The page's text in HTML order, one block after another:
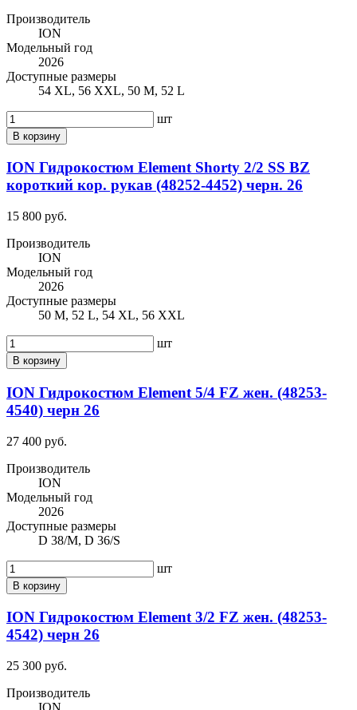
Производитель
ION
Модельный год
2026
Доступные размеры
54 XL, 56 XXL, 50 M, 52 L
шт
В корзину
ION Гидрокостюм Element Shorty 2/2 SS BZ
короткий кор. рукав (48252-4452) черн. 26
15 800 руб.
Производитель
ION
Модельный год
2026
Доступные размеры
50 M, 52 L, 54 XL, 56 XXL
шт
В корзину
ION Гидрокостюм Element 5/4 FZ жен. (48253-
4540) черн 26
27 400 руб.
Производитель
ION
Модельный год
2026
Доступные размеры
D 38/M, D 36/S
шт
В корзину
ION Гидрокостюм Element 3/2 FZ жен. (48253-
4542) черн 26
25 300 руб.
Производитель
ION